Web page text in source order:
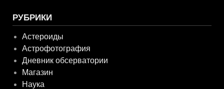
РУБРИКИ
Астероиды
Астрофотография
Дневник обсерватории
Магазин
Наука